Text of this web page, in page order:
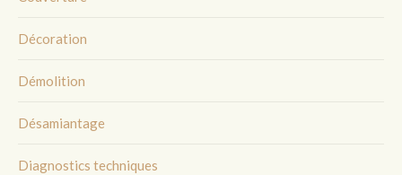
Décoration
Démolition
Désamiantage
Diagnostics techniques